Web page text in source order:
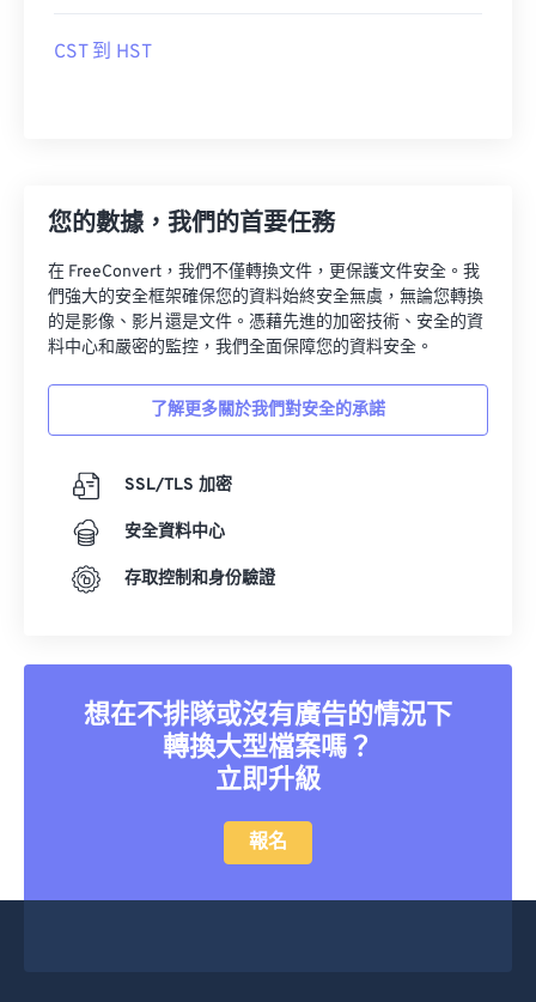
CST 到 HST
您的數據，我們的首要任務
在 FreeConvert，我們不僅轉換文件，更保護文件安全。我
們強大的安全框架確保您的資料始終安全無虞，無論您轉換
的是影像、影片還是文件。憑藉先進的加密技術、安全的資
料中心和嚴密的監控，我們全面保障您的資料安全。
了解更多關於我們對安全的承諾
SSL/TLS 加密
安全資料中心
存取控制和身份驗證
想在不排隊或沒有廣告的情況下
轉換大型檔案嗎？
立即升級
報名